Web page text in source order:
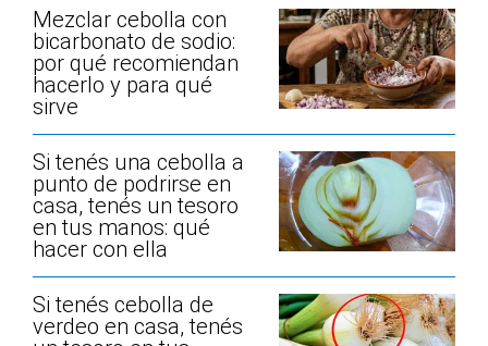
Mezclar cebolla con
bicarbonato de sodio:
por qué recomiendan
hacerlo y para qué
sirve
Si tenés una cebolla a
punto de podrirse en
casa, tenés un tesoro
en tus manos: qué
hacer con ella
Si tenés cebolla de
verdeo en casa, tenés